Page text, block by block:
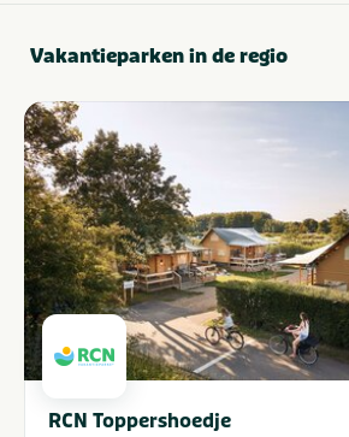
Vakantieparken in de regio
RCN Toppershoedje